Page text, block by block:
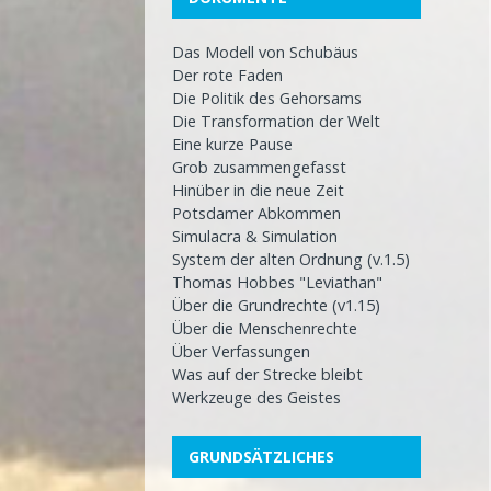
Das Modell von Schubäus
Der rote Faden
Die Politik des Gehorsams
Die Transformation der Welt
Eine kurze Pause
Grob zusammengefasst
Hinüber in die neue Zeit
Potsdamer Abkommen
Simulacra & Simulation
System der alten Ordnung (v.1.5)
Thomas Hobbes "Leviathan"
Über die Grundrechte (v1.15)
Über die Menschenrechte
Über Verfassungen
Was auf der Strecke bleibt
Werkzeuge des Geistes
GRUNDSÄTZLICHES